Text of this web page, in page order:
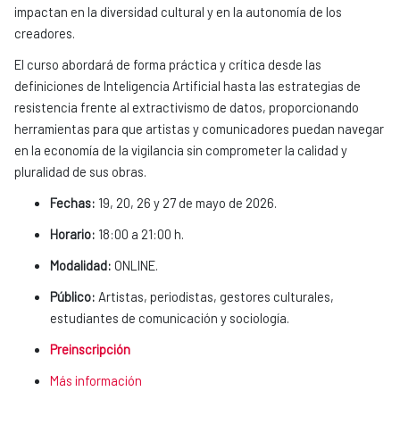
impactan en la diversidad cultural y en la autonomía de los
creadores.
El curso abordará de forma práctica y crítica desde las
definiciones de Inteligencia Artificial hasta las estrategias de
resistencia frente al extractivismo de datos, proporcionando
herramientas para que artistas y comunicadores puedan navegar
en la economía de la vigilancia sin comprometer la calidad y
pluralidad de sus obras.
Fechas: 19, 20, 26 y 27 de mayo de 2026.
Horario: 18:00 a 21:00 h.
Modalidad: ONLINE.
Público: Artistas, periodistas, gestores culturales,
estudiantes de comunicación y sociología.
Preinscripción
Más información